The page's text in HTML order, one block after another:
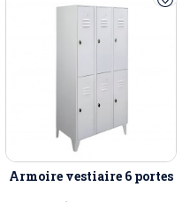
Armoire vestiaire 6 portes